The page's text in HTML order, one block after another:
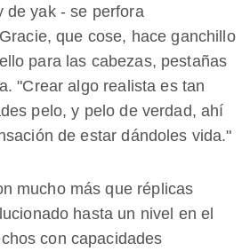
de yak - se perfora
que cose, hace ganchillo
para las cabezas, pestañas
"Crear algo realista es tan
pelo, y pelo de verdad, ahí
de estar dándoles vida."
mucho más que réplicas
hasta un nivel en el
con capacidades